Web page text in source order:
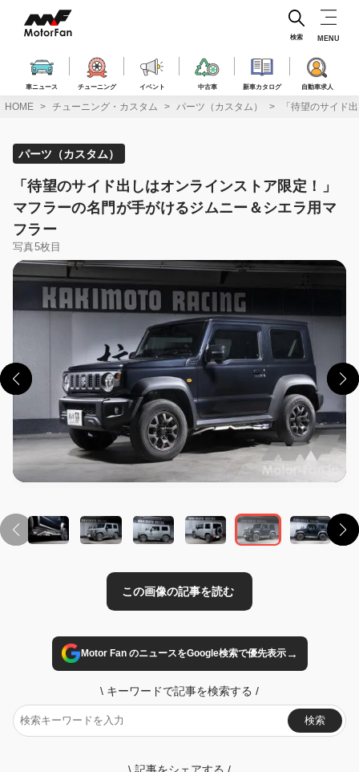
ス
車ニュース チューニング イベント 中古車 新車カタログ 自動車求人
検索 MENU
HOME チューニング・カスタム パーツ（カスタム） 「待望のサイド
パーツ（カスタム）
「待望のサイド出しはオンラインストア限定！」
マフラーの名門が手がけるジムニー＆シエラ用マ
フラー
写真5枚目
Motor Fan のニュースをGoogle検索で優先表示→
\ キーワードで記事を検索する /
検索
\ 記事をシェアする /